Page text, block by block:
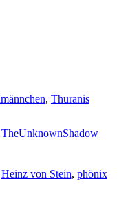
, Thuranis
TheUnknownShadow
Heinz von Stein, phönix